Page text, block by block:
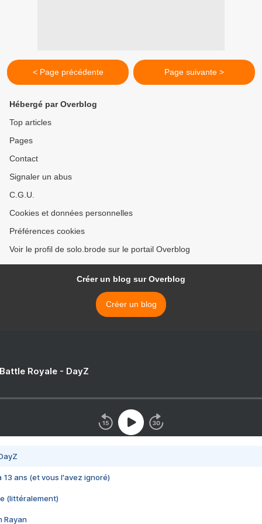
< Page précédente Page suivante >
Hébergé par Overblog
Top articles
Pages
Contact
Signaler un abus
C.G.U.
Cookies et données personnelles
Préférences cookies
Voir le profil de solo.brode sur le portail Overblog
Créer un blog sur Overblog
Créer un blog
Royale - DayZ
13 ans (et vous l'avez ignoré)
(littéralement)
Rayan